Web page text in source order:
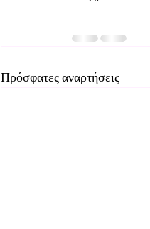
Πρόσφατες αναρτήσεις